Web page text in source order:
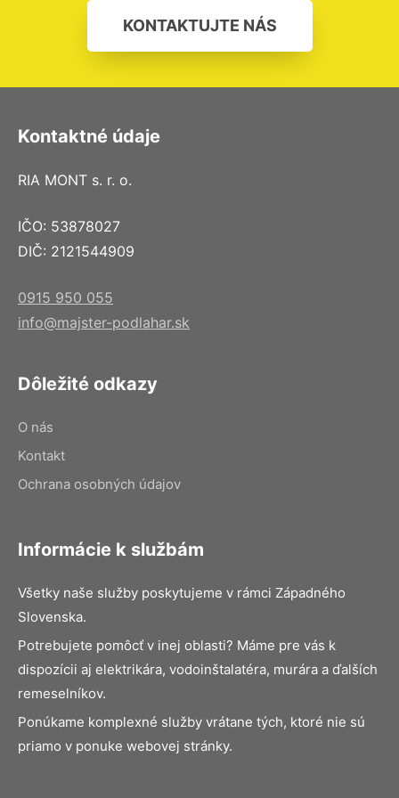
KONTAKTUJTE NÁS
Kontaktné údaje
RIA MONT s. r. o.
IČO: 53878027
DIČ: 2121544909
0915 950 055
info@majster-podlahar.sk
Dôležité odkazy
O nás
Kontakt
Ochrana osobných údajov
Informácie k službám
Všetky naše služby poskytujeme v rámci Západného
Slovenska.
Potrebujete pomôcť v inej oblasti? Máme pre vás k
dispozícii aj elektrikára, vodoinštalatéra, murára a ďalších
remeselníkov.
Ponúkame komplexné služby vrátane tých, ktoré nie sú
priamo v ponuke webovej stránky.